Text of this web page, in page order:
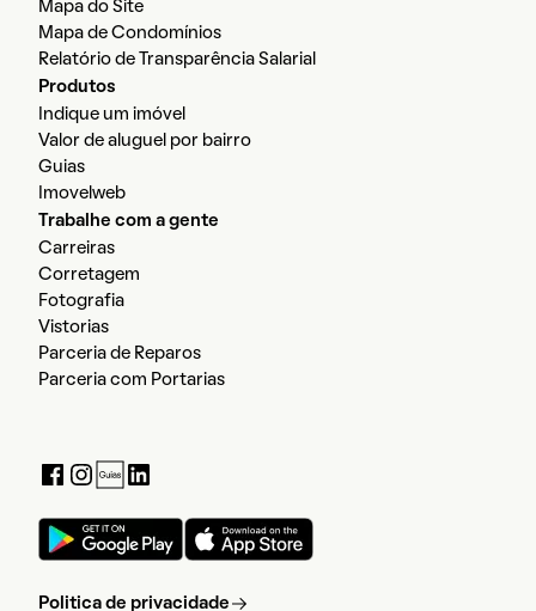
Mapa do Site
Mapa de Condomínios
Relatório de Transparência Salarial
Produtos
Indique um imóvel
Valor de aluguel por bairro
Guias
Imovelweb
Trabalhe com a gente
Carreiras
Corretagem
Fotografia
Vistorias
Parceria de Reparos
Parceria com Portarias
Politica de privacidade